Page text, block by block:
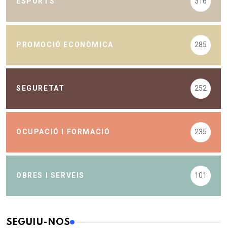
PROMOCIÓ ECONÒMICA 285
SEGURETAT 252
OCUPACIÓ I FORMACIÓ 235
OBRES I SERVEIS 101
SEGUIU-NOS